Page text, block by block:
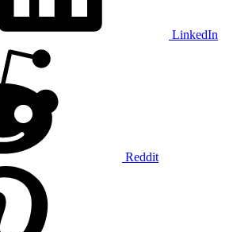
LinkedIn
Reddit